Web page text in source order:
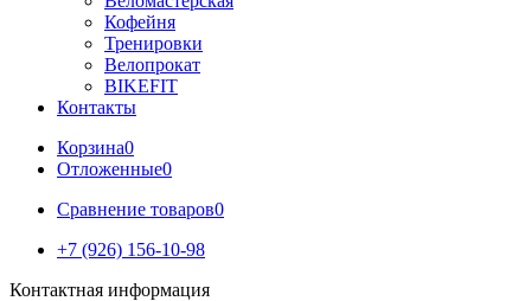
Кофейня
Тренировки
Велопрокат
BIKEFIT
Контакты
Корзина0
Отложенные0
Сравнение товаров0
+7 (926) 156-10-98
Контактная информация